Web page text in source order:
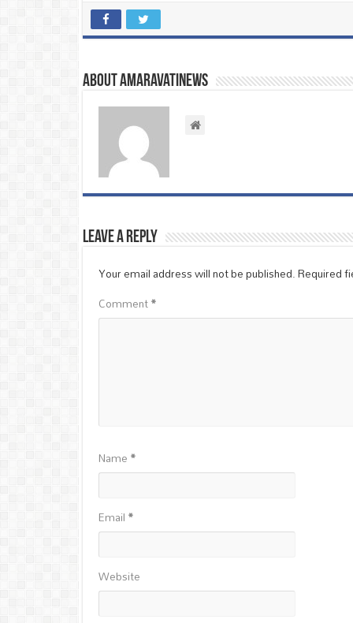
About amaravatinews
Leave a Reply
Your email address will not be published.Required
Comment*
Name*
Email*
Website